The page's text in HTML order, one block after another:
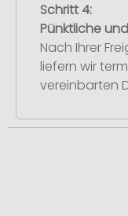
Schritt 4:
Pünktliche
Nach Ihrer
liefern wir
vereinbarten